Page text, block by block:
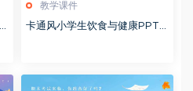
教学课件
卡通风小学生饮食与健康PPT